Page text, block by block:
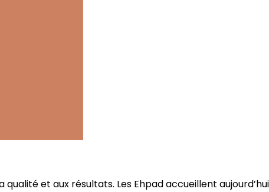
et aux résultats. Les Ehpad accueillent